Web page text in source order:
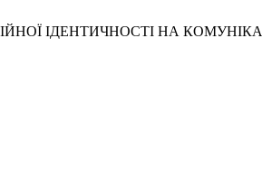
ІДЕНТИЧНОСТІ НА